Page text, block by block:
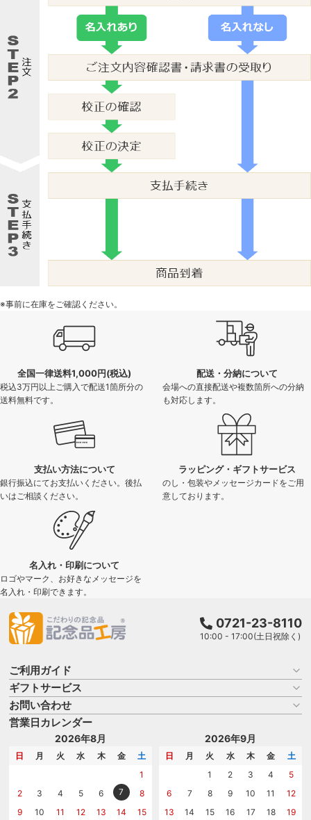
※事前に在庫をご確認ください。
全国一律送料1,000円(税込)
税込3万円以上ご購入で配送1箇所分の
送料無料です。
配送・分納について
会場への直接配送や複数箇所への分納
も対応します。
支払い方法について
銀行振込にてお支払いください。後払
いはご相談ください。
ラッピング・ギフトサービス
のし・包装やメッセージカードをご用
意しております。
名入れ・印刷について
ロゴやマーク、お好きなメッセージを
名入れ・印刷できます。
0721-23-8110
10:00 - 17:00(土日祝除く)
ご利用ガイド
お買い物ガイド
よくある質問
はじめての記念品選び
記念品工房の使い方
ギフトサービス
名入れについて
のし
メッセージカード
お問い合わせ
商品選びを相談する
名入れについて相談する
カタログを請求する
営業日カレンダー
2026年8月
日 月 火 水 木 金
土
1
2
3 4 5 6 7
8
9
10 11 12 13 14 15
2026年9月
日 月 火 水 木 金
土
1
2 3 4
5
6
7 8 9 10 11
12
13
14 15 16 17 18 19